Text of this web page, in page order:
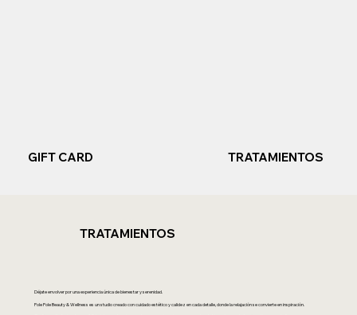
GIFT CARD TRATAMIENTOS
Déjate envolver por una experiencia única de bienestar y serenidad.
Pole Pole Beauty & Wellness es un studio creado con cuidado estético y calidez en cada detalle, donde la relajación se convierte en inspiración.
TRATAMIENTOS